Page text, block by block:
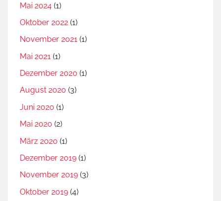
Mai 2024 (1)
Oktober 2022 (1)
November 2021 (1)
Mai 2021 (1)
Dezember 2020 (1)
August 2020 (3)
Juni 2020 (1)
Mai 2020 (2)
März 2020 (1)
Dezember 2019 (1)
November 2019 (3)
Oktober 2019 (4)